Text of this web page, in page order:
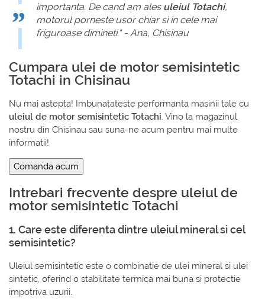
importanta. De cand am ales uleiul Totachi,
motorul porneste usor chiar si in cele mai
friguroase dimineti." - Ana, Chisinau
Cumpara ulei de motor semisintetic
Totachi in Chisinau
Nu mai astepta! Imbunatateste performanta masinii tale cu
uleiul de motor semisintetic Totachi. Vino la magazinul
nostru din Chisinau sau suna-ne acum pentru mai multe
informatii!
Comanda acum
Intrebari frecvente despre uleiul de
motor semisintetic Totachi
1. Care este diferenta dintre uleiul mineral si cel
semisintetic?
Uleiul semisintetic este o combinatie de ulei mineral si ulei
sintetic, oferind o stabilitate termica mai buna si protectie
impotriva uzurii.